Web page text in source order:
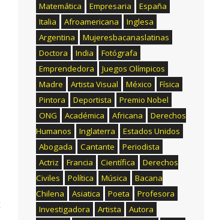
Matemática
Empresaria
España
Italia
Afroamericana
Inglesa
Argentina
Mujeresbacanaslatinas
Doctora
India
Fotógrafa
Emprendedora
Juegos Olímpicos
Madre
Artista Visual México
Física
Pintora
Deportista
Premio Nobel
ONG
Académica Africana
Derechos
Humanos
Inglaterra
Estados Unidos
Abogada
Cantante
Periodista
Actriz
Francia Científica
Derechos
Civiles
Política Música
Bacana
Chilena
Asiatica Poeta
Profesora
Investigadora
Artista
Autora